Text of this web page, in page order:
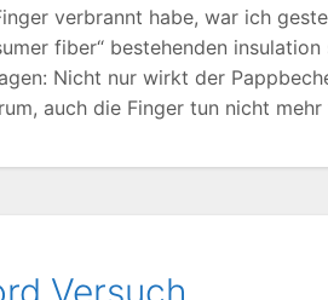
verbrannt habe, war ich
fiber“ bestehenden
Nicht nur wirkt der
auch die Finger tun nicht mehr